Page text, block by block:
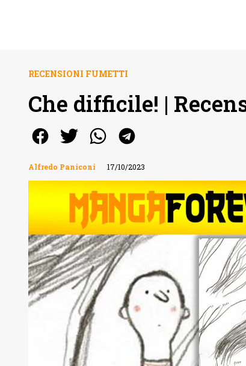
RECENSIONI FUMETTI
Che difficile! |
Alfredo Paniconi 17/10/2023